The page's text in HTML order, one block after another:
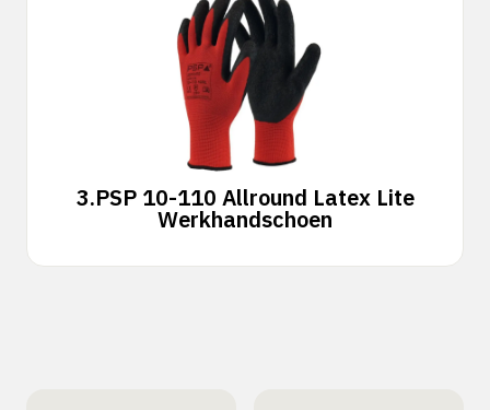
3.PSP 10-110 Allround Latex Lite
Werkhandschoen